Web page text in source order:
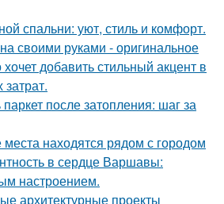
спальни: уют, стиль и комфорт.
своими руками - оригинальное
добавить стильный акцент в
после затопления: шаг за
находятся рядом с городом
в сердце Варшавы:
настроением.
архитектурные проекты